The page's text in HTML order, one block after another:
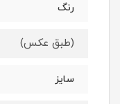
رنگ
(طبق عکس)
سایز